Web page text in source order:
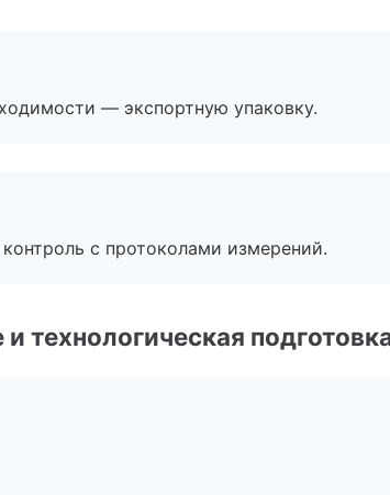
— экспортную упаковку.
с протоколами измерений.
технологическая